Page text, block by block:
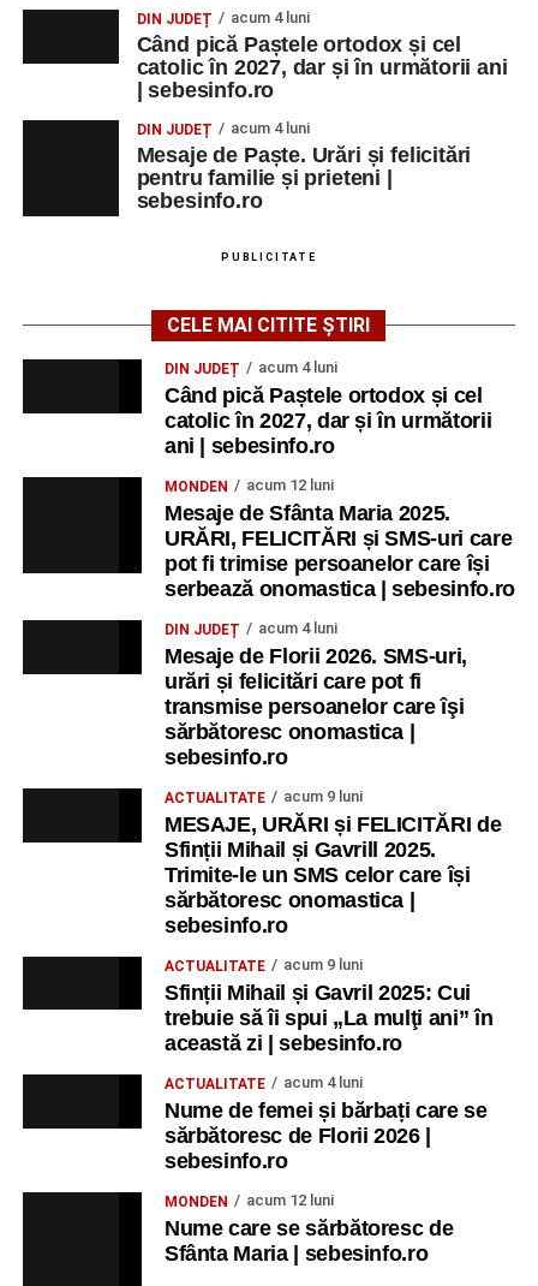
MARȚI, 25 AUGUST 2026
Grădina Muzeului Municipal „Ioan
Raica” Sebeș
„Armonia artelor”– salon literar și întâlnire
cu artele plastice, organizat alături de artiști locali.
– Proiecție cinematografică:
„Anotimpurile”de Antonio Vivaldi (rating N-15).
MIERCURI, 26 AUGUST 2026
Copiii în armonia orașului
Ora 10.00– Școala din Răhău: activități recreative pentru
– Curtea Școlii „M. Kogălniceanu”: activități
recreative pentru copii.
– Grădina Muzeului Municipal „Ioan Raica”
Sebeș: încheierea Școlii de vară„Curcubeul Prieteniei”
– Aula Primăriei Municipiului Sebeș:
festivitatea de premiere a șefilor de promoție și a elevilor
Evaluare Națională și Bacalaureat.
– Parcul Tineretului: Spectacol pentru copii și
Alexandra Pamfilie și Școala de muzică„DoReMi”
Ancuța Stănuș și grupul de folclor;
Trupa de Dansuri Săsești.
Ora 20.30– Parcul Tineretului: proiecția filmului pentru
„Străjerii Deltei”(România, 2021), film de familie și
JOI, 27 AUGUST 2026
DIN JUDEȚ acum 4 luni
Când pică Paștele ortodox și cel
catolic în 2027, dar și în următorii ani
| sebesinfo.ro
DIN JUDEȚ acum 4 luni
Mesaje de Paște. Urări și felicitări
pentru familie și prieteni |
sebesinfo.ro
PUBLICITATE
CELE MAI CITITE ȘTIRI
DIN JUDEȚ acum 4 luni
Când pică Paștele ortodox și cel
catolic în 2027, dar și în următorii
ani | sebesinfo.ro
MONDEN acum 12 luni
Mesaje de Sfânta Maria 2025.
URĂRI, FELICITĂRI și SMS-uri care
pot fi trimise persoanelor care își
serbează onomastica | sebesinfo.ro
DIN JUDEȚ acum 4 luni
Mesaje de Florii 2026. SMS-uri,
urări și felicitări care pot fi
transmise persoanelor care îşi
sărbătoresc onomastica |
sebesinfo.ro
ACTUALITATE acum 9 luni
MESAJE, URĂRI și FELICITĂRI de
Sfinții Mihail și Gavrill 2025.
Trimite-le un SMS celor care își
sărbătoresc onomastica |
sebesinfo.ro
ACTUALITATE acum 9 luni
Sfinții Mihail și Gavril 2025: Cui
trebuie să îi spui „La mulţi ani” în
această zi | sebesinfo.ro
ACTUALITATE acum 4 luni
Nume de femei și bărbați care se
sărbătoresc de Florii 2026 |
sebesinfo.ro
MONDEN acum 12 luni
Nume care se sărbătoresc de
Sfânta Maria | sebesinfo.ro